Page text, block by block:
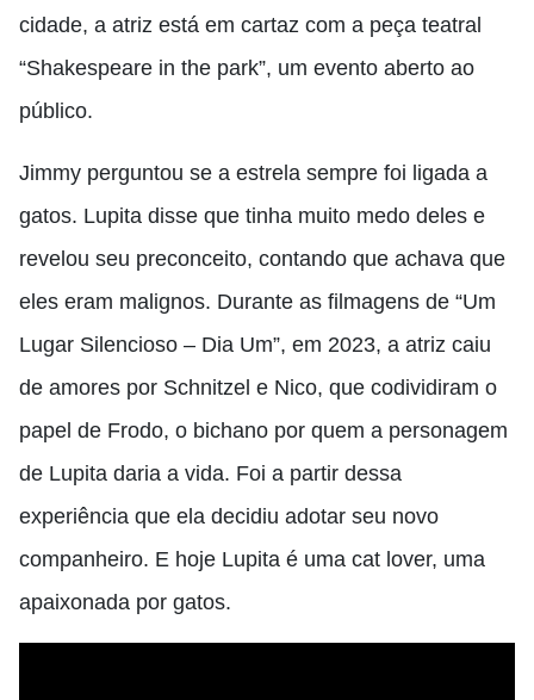
cidade, a atriz está em cartaz com a peça teatral
“Shakespeare in the park”, um evento aberto ao
público.
Jimmy perguntou se a estrela sempre foi ligada a
gatos. Lupita disse que tinha muito medo deles e
revelou seu preconceito, contando que achava que
eles eram malignos. Durante as filmagens de “Um
Lugar Silencioso – Dia Um”, em 2023, a atriz caiu
de amores por Schnitzel e Nico, que codividiram o
papel de Frodo, o bichano por quem a personagem
de Lupita daria a vida. Foi a partir dessa
experiência que ela decidiu adotar seu novo
companheiro. E hoje Lupita é uma cat lover, uma
apaixonada por gatos.